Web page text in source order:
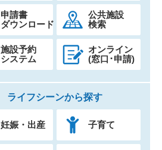
申請書
ダウンロード
公共施設
検索
施設予約
システム
オンライン
(窓口･申請)
ライフシーンから探す
妊娠・出産 子育て